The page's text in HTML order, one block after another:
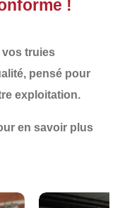
!
vos truies
pensé pour
exploitation.
en savoir plus